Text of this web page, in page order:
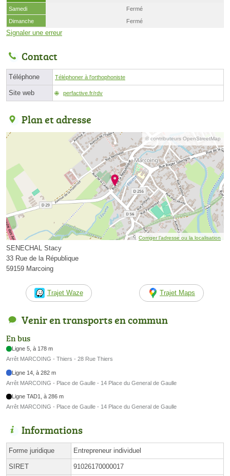
Samedi
Fermé
Dimanche
Fermé
Signaler une erreur
Contact
Téléphone Téléphoner à l'orthophoniste
Site web perfactive.fr/rdv
Plan et adresse
© contributeurs OpenStreetMap
Corriger l’adresse ou la localisation
SENECHAL Stacy
33 Rue de la République
59159 Marcoing
Trajet Waze Trajet Maps
Venir en transports en commun
En bus
Ligne 5, à 178 m
Arrêt MARCOING - Thiers - 28 Rue Thiers
Ligne 14, à 282 m
Arrêt MARCOING - Place de Gaulle - 14 Place du General de Gaulle
Ligne TAD1, à 286 m
Arrêt MARCOING - Place de Gaulle - 14 Place du General de Gaulle
Informations
Forme juridique Entrepreneur individuel
SIRET 91026170000017